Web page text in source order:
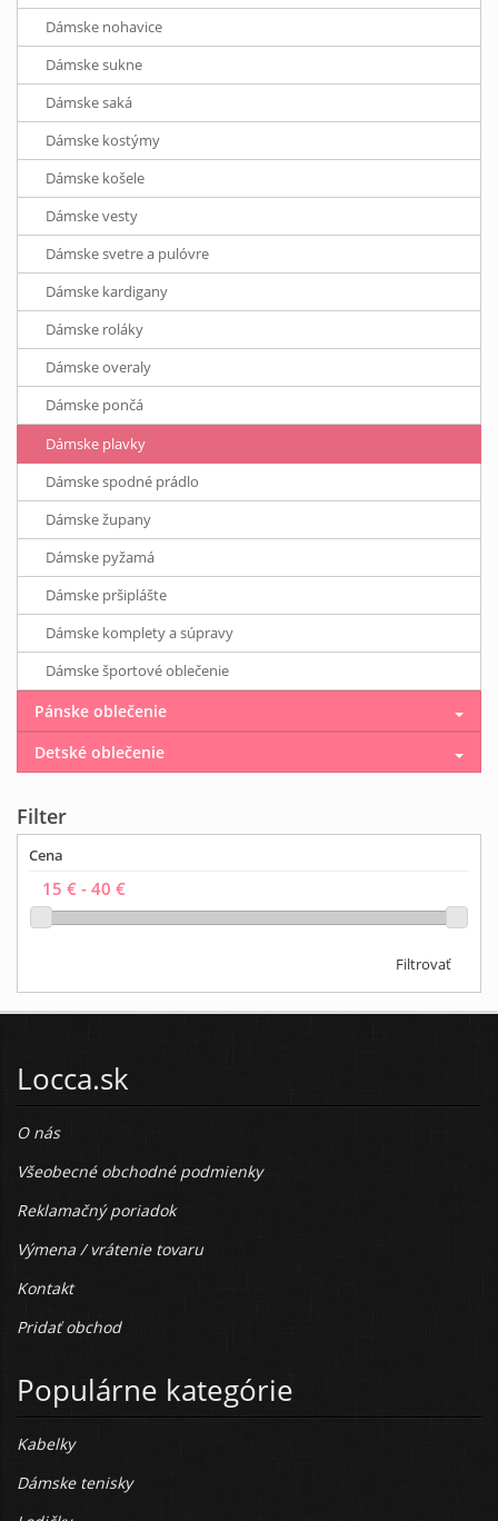
Dámske nohavice
Dámske sukne
Dámske saká
Dámske kostýmy
Dámske košele
Dámske vesty
Dámske svetre a pulóvre
Dámske kardigany
Dámske roláky
Dámske overaly
Dámske pončá
Dámske plavky
Dámske spodné prádlo
Dámske župany
Dámske pyžamá
Dámske pršiplášte
Dámske komplety a súpravy
Dámske športové oblečenie
Pánske oblečenie
Detské oblečenie
Filter
Cena
Filtrovať
Locca.sk
O nás
Všeobecné obchodné podmienky
Reklamačný poriadok
Výmena / vrátenie tovaru
Kontakt
Pridať obchod
Populárne kategórie
Kabelky
Dámske tenisky